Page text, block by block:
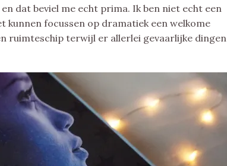
dat beviel me echt prima. Ik ben niet echt een
kunnen focussen op dramatiek een welkome
ruimteschip terwijl er allerlei gevaarlijke dingen